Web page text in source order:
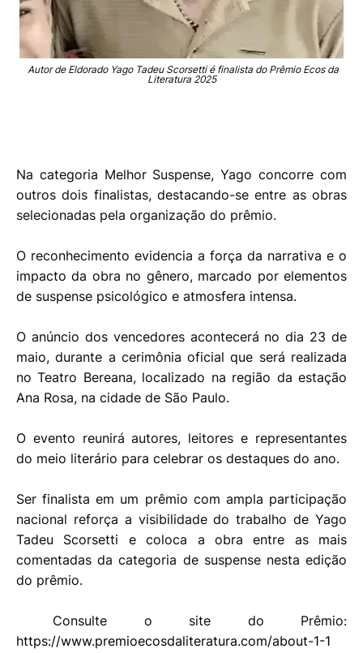
Autor de Eldorado Yago Tadeu Scorsettié finalista do Prêmio Ecos da
Literatura 2025
Na categoria Melhor Suspense, Yago concorre com
outros dois finalistas, destacando-se entre as obras
selecionadas pela organização do prêmio.
O reconhecimento evidencia a força da narrativa e o
impacto da obra no gênero, marcado por elementos
de suspense psicológico e atmosfera intensa.
O anúncio dos vencedores acontecerá no dia 23 de
maio, durante a cerimônia oficial que será realizada
no Teatro Bereana, localizado na região da estação
Ana Rosa, na cidade de São Paulo.
O evento reunirá autores, leitores e representantes
do meio literário para celebrar os destaques do ano.
Ser finalista em um prêmio com ampla participação
nacional reforça a visibilidade do trabalho de Yago
Tadeu Scorsetti e coloca a obra entre as mais
comentadas da categoria de suspense nesta edição
do prêmio.
Consulte o site do Prêmio:
https://www.premioecosdaliteratura.com/about-1-1